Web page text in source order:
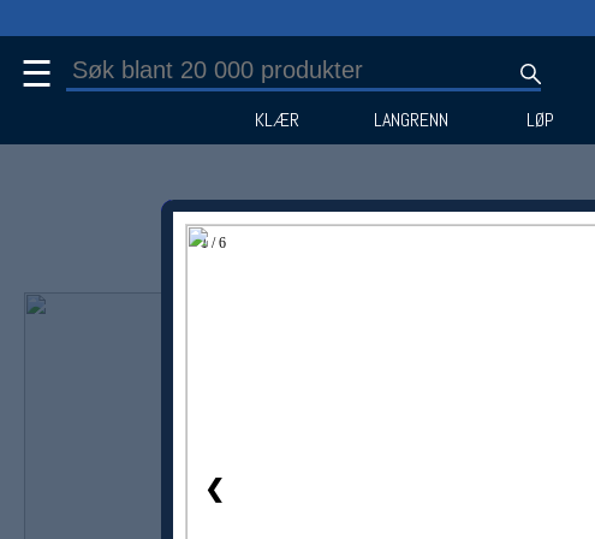
1 / 6
❮
☰
KLÆR LANGRENN LØP